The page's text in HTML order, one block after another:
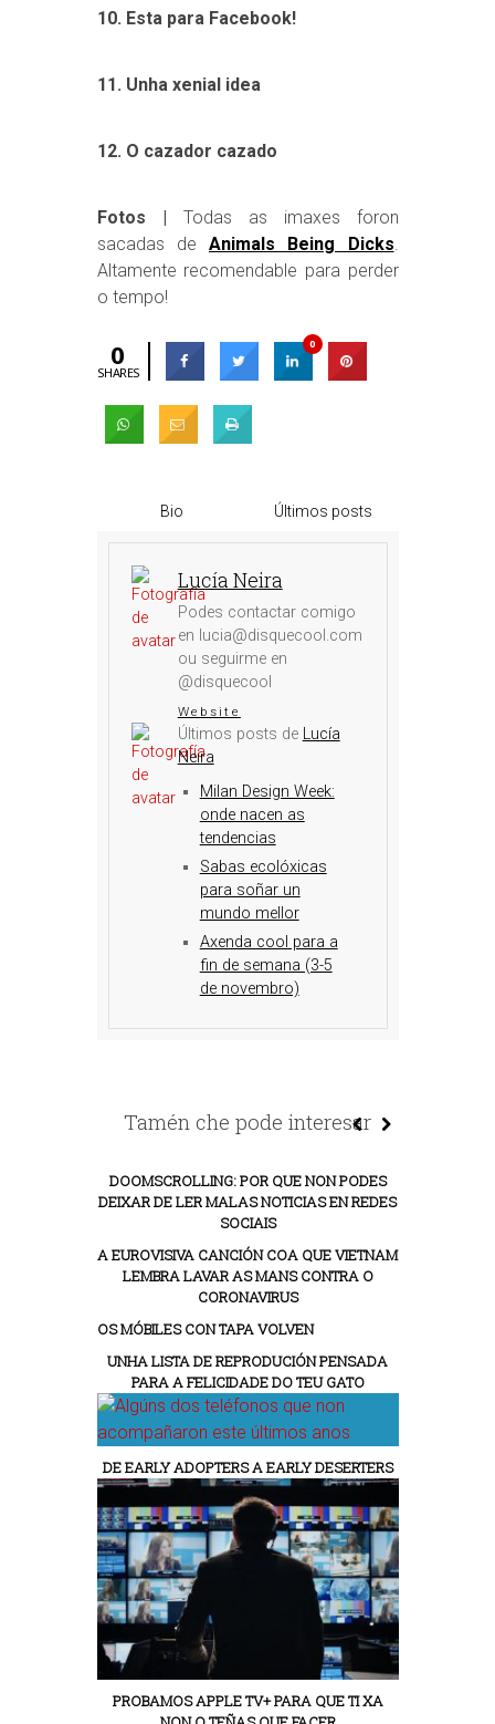
10. Esta para Facebook!
11. Unha xenial idea
12. O cazador cazado
Fotos | Todas as imaxes foron
sacadas de Animals Being Dicks.
Altamente recomendable para perder
o tempo!
0
SHARES
0
Bio Últimos posts
Lucía Neira
Podes contactar comigo
en lucia@disquecool.com
ou seguirme en
@disquecool
Website
Últimos posts de Lucía
Neira
Milan Design Week:
onde nacen as
tendencias
Sabas ecolóxicas
para soñar un
mundo mellor
Axenda cool para a
fin de semana (3-5
de novembro)
Tamén che pode interesar
DOOMSCROLLING: POR QUE NON PODES
DEIXAR DE LER MALAS NOTICIAS EN REDES
SOCIAIS
A EUROVISIVA CANCIÓN COA QUE VIETNAM
LEMBRA LAVAR AS MANS CONTRA O
CORONAVIRUS
OS MÓBILES CON TAPA VOLVEN
UNHA LISTA DE REPRODUCIÓN PENSADA
PARA A FELICIDADE DO TEU GATO
DE EARLY ADOPTERS A EARLY DESERTERS
PROBAMOS APPLE TV+ PARA QUE TI XA